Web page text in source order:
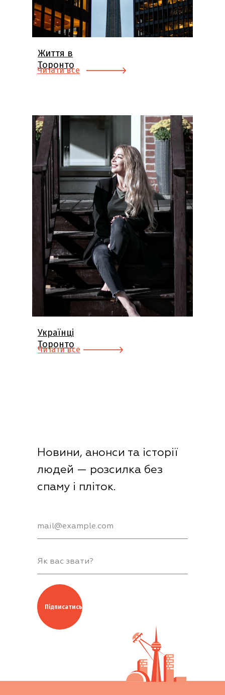
Життя в
Торонто
Читати все
Українці
Торонто
Читати все
Підписатись
Новини, анонси та історії
людей — розсилка без
спаму і пліток.